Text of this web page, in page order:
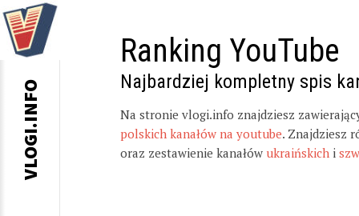
Ranking YouTube
Najbardziej kompletny spis
Na stronie vlogi.info znajdziesz
polskich kanałów na youtube. Znajdziesz
oraz zestawienie kanałów ukraińskich i
VLOGI.INFO